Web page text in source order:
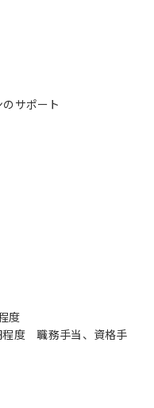
サポート
度
程度 職務手当、資格手